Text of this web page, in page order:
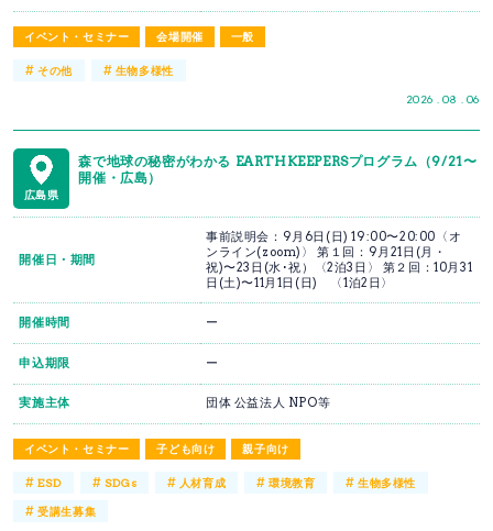
イベント・セミナー 会場開催 一般
2026 . 08 . 06
#その他 # 生物多様性
広島県
森で地球の秘密がわかる EARTHKEEPERSプログラム（9/21〜
開催・広島）
イベント・セミナー 子ども向け 親子向け
開催日・期間
事前説明会：9月6日(日) 19:00〜20:00〈オ
ンライン(zoom)〉 第１回：9月21日(月・
祝)〜23日(水･祝）〈2泊3日〉 第２回：10月31
日(土)〜11月1日(日) 〈1泊2日〉
開催時間 ー
申込期限 ー
実施主体 団体 公益法人 NPO等
#ESD # SDGs # 人材育成 # 環境教育 #生物多様性
#受講生募集